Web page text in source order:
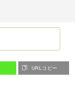
URLコピー